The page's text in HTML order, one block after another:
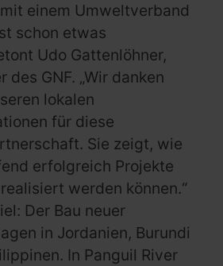
einem Umweltverband
schon etwas
Udo Gattenlöhner,
des GNF. „Wir danken
lokalen
für diese
Sie zeigt, wie
erfolgreich Projekte
werden können.“
Der Bau neuer
in Jordanien, Burundi
In Panguil River